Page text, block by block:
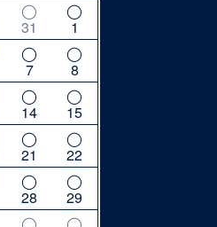
31 1
7 8
14 15
21 22
28 29